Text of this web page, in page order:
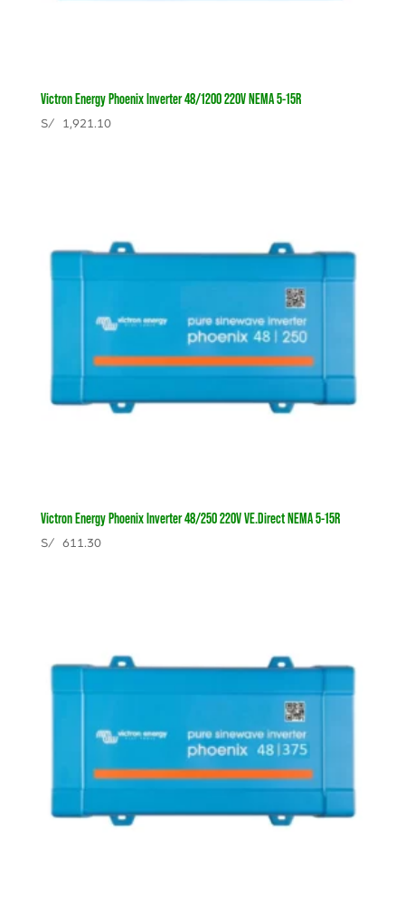
Victron Energy Phoenix Inverter 48/1200 220V NEMA 5-15R
S/1,921.10
Victron Energy Phoenix Inverter 48/250 220V VE.Direct NEMA 5-15R
S/611.30